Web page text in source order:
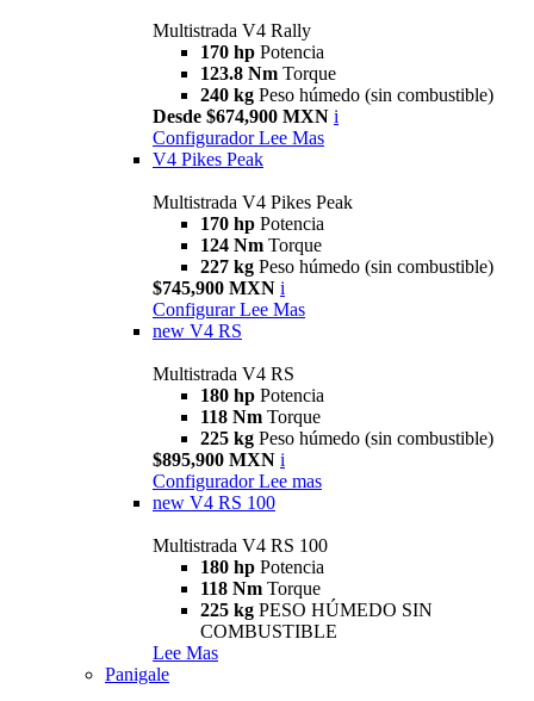
Multistrada V4 Rally
170 hp Potencia
123.8 Nm Torque
240 kg Peso húmedo (sin combustible)
Desde $674,900 MXN i
Configurador Lee Mas
V4 Pikes Peak
Multistrada V4 Pikes Peak
170 hp Potencia
124 Nm Torque
227 kg Peso húmedo (sin combustible)
$745,900 MXN i
Configurar Lee Mas
new V4 RS
Multistrada V4 RS
180 hp Potencia
118 Nm Torque
225 kg Peso húmedo (sin combustible)
$895,900 MXN i
Configurador Lee mas
new V4 RS 100
Multistrada V4 RS 100
180 hp Potencia
118 Nm Torque
225 kg PESO HÚMEDO SIN
COMBUSTIBLE
Lee Mas
Panigale